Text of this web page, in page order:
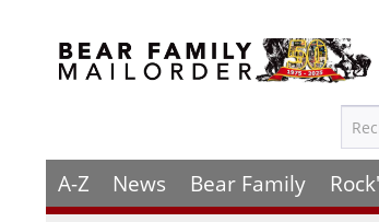
A-Z News Bear Family